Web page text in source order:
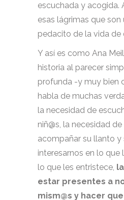
escuchada y acogida.
esas lágrimas que son
pedacito de la vida de
Y así es como Ana
historia al parecer
profunda -y muy bien
habla de muchas
la necesidad de
niñ@s, la necesidad
acompañar su llanto y
interesarnos en lo que
lo que les entristece,
estar presentes a
mism@s y hacer